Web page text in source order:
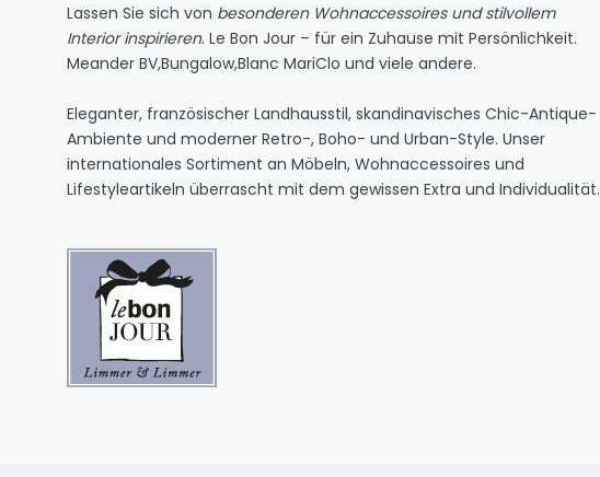
Lassen Sie sich von besonderen Wohnaccessoires und stilvollem
Interior inspirieren. Le Bon Jour – für ein Zuhause mit Persönlichkeit.
Meander BV,Bungalow,Blanc MariClo und viele andere.
Eleganter, französischer Landhausstil, skandinavisches Chic-Antique-
Ambiente und moderner Retro-, Boho- und Urban-Style. Unser
internationales Sortiment an Möbeln, Wohnaccessoires und
Lifestyleartikeln überrascht mit dem gewissen Extra und Individualität.